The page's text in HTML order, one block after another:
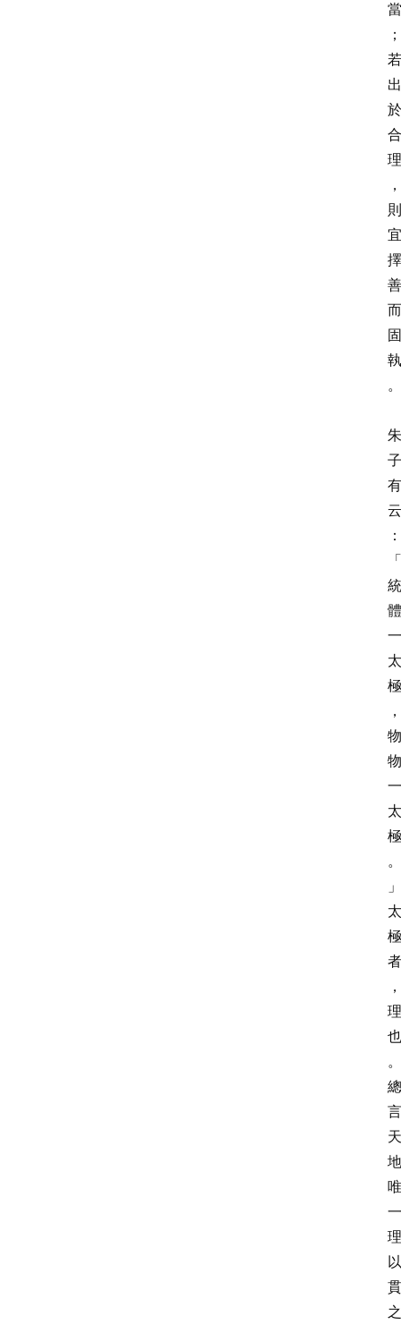
當
；
若
出
於
合
理
，
則
宜
擇
善
而
固
執
。
朱
子
有
云
：
「
統
體
一
太
極
，
物
物
一
太
極
。
」
太
極
者
，
理
也
。
總
言
天
地
唯
一
理
以
貫
之